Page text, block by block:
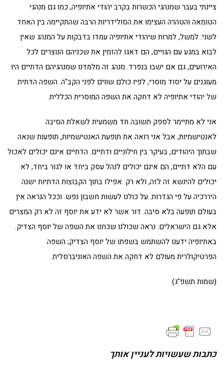
ציינתי בעבר שמנהגי הכשרות בקרב יהודי אתיופיה, כמו גם מנהגי
הטומאה והטהרה העצימו את הסולידריות הרבה שהתקיימה בין האחד
לשני. למשל, למרות שיהודי אתיופיה עמדו בדבקות על המנהג שאין
לבוא במגע עם הגויים, הם דאגו להזמין את שכניהם הנוצרים לכל
האירועים, גם אם ישבו בנפרד. מנהג זה מלמדנו שמנהגיהם הדתיים היו
מעוגנים על יסוד מוסרי, לפיו כולם שווים לפני הקב"ה. השפה הדתית
של יהודי אתיופיה לא דחקה את השפה המוסרית הכללית.
אני לא מתיימר לספק תשובה חד משמעית לשאלת הסיבה
לאנטישמיות, אבל אני רואה את תופעת האנטישמיות, תופעות שנאה
שבתוך היהודים, בעיקר בין חילוניים ודתיים. הדתיים אינם יכולים לאכול
עם הלא דתיים, הם אינם יכולים לנהל עסק ביחד או לגור ביחד, לא
יכולים להינשא זה לזה, ולא רק. אפילו בתוך הקבוצות הדתיות ישנה
היררכיה על פי הגדרות. על כולנו לעשות חשבון נפש. וככל הנראה אין
בעולם תופעה בלא סיבה. דור אשר לא ידע את יוסף זה לא רק המצרים
אלא גם הישראלים. נראה שכולנו שכחנו את השפה של יוסף הצדיק.
באתיופיה ידענו להשתמש בשפתו של יוסף הצדיק; השפה
הפרטיקולרית מעולם לא דחקה את השפה האוניברסלית.
(שמות תשפ"ג)
כתבות שעשויות לעניין אותך